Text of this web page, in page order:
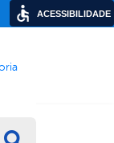
ACESSIBILIDADE